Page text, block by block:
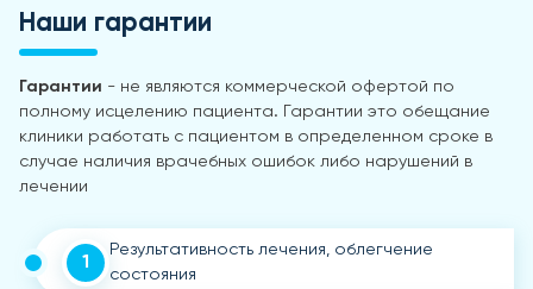
Наши гарантии
Гарантии - не являются коммерческой офертой по
полному исцелению пациента. Гарантии это обещание
клиники работать с пациентом в определенном сроке в
случае наличия врачебных ошибок либо нарушений в
лечении
1
Результативность лечения, облегчение
состояния